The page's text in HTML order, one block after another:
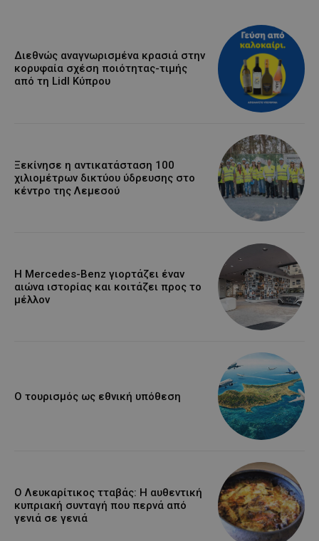
Διεθνώς αναγνωρισμένα κρασιά στην
κορυφαία σχέση ποιότητας-τιμής
από τη Lidl Κύπρου
Ξεκίνησε η αντικατάσταση 100
χιλιομέτρων δικτύου ύδρευσης στο
κέντρο της Λεμεσού
Η Mercedes-Benz γιορτάζει έναν
αιώνα ιστορίας και κοιτάζει προς το
μέλλον
Ο τουρισμός ως εθνική υπόθεση
Ο Λευκαρίτικος τταβάς: Η αυθεντική
κυπριακή συνταγή που περνά από
γενιά σε γενιά